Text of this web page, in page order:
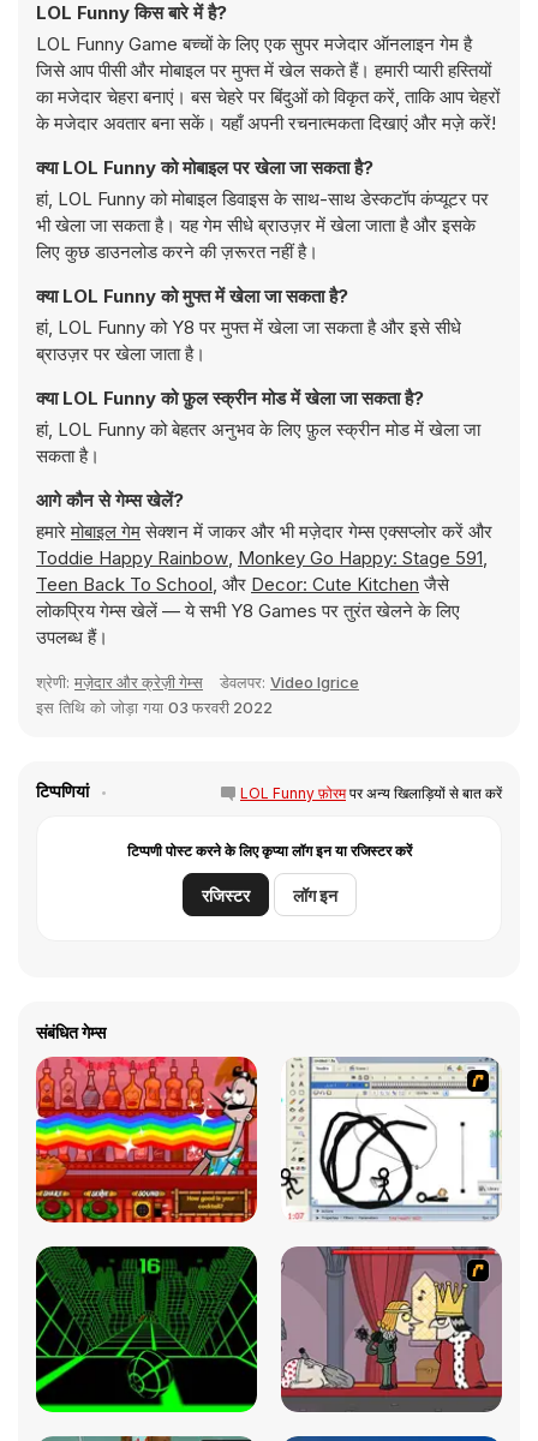
LOL Funny किस बारे में है?
LOL Funny Game बच्चों के लिए एक सुपर मजेदार ऑनलाइन गेम है
जिसे आप पीसी और मोबाइल पर मुफ्त में खेल सकते हैं। हमारी प्यारी हस्तियों
का मजेदार चेहरा बनाएं। बस चेहरे पर बिंदुओं को विकृत करें, ताकि आप चेहरों
के मजेदार अवतार बना सकें। यहाँ अपनी रचनात्मकता दिखाएं और मज़े करें!
क्या LOL Funny को मोबाइल पर खेला जा सकता है?
हां, LOL Funny को मोबाइल डिवाइस के साथ-साथ डेस्कटॉप कंप्यूटर पर
भी खेला जा सकता है। यह गेम सीधे ब्राउज़र में खेला जाता है और इसके
लिए कुछ डाउनलोड करने की ज़रूरत नहीं है।
क्या LOL Funny को मुफ्त में खेला जा सकता है?
हां, LOL Funny को Y8 पर मुफ्त में खेला जा सकता है और इसे सीधे
ब्राउज़र पर खेला जाता है।
क्या LOL Funny को फ़ुल स्क्रीन मोड में खेला जा सकता है?
हां, LOL Funny को बेहतर अनुभव के लिए फ़ुल स्क्रीन मोड में खेला जा
सकता है।
आगे कौन से गेम्स खेलें?
हमारेमोबाइल गेमसेक्शन में जाकर और भी मज़ेदार गेम्स एक्सप्लोर करें और
Toddie Happy Rainbow, Monkey Go Happy: Stage 591,
Teen Back To School, और Decor: Cute Kitchen जैसे
लोकप्रिय गेम्स खेलें — ये सभी Y8 Games पर तुरंत खेलने के लिए
उपलब्ध हैं।
श्रेणी: मज़ेदार और क्रेज़ी गेम्स डेवलपर: Video Igrice
इस तिथि को जोड़ा गया 03 फरवरी 2022
टिप्पणियां LOL Funny फ़ोरमपर अन्य खिलाड़ियों से बात करें
टिप्पणी पोस्ट करने के लिए कृप्या लॉग इन या रजिस्टर करें
रजिस्टर लॉग इन
संबंधित गेम्स